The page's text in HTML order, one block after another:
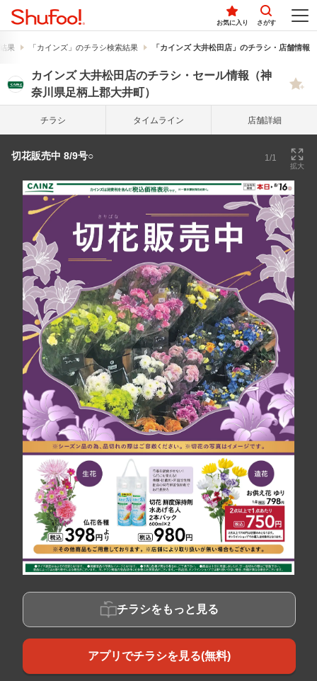
お気に入り さがす
果 「カインズ」のチラシ検索結果 「カインズ 大井松田店」のチラシ・店舗情報
カインズ 大井松田店のチラシ・セール情報（神
奈川県足柄上郡大井町）
チラシ タイム ライン 店舗詳細
切花販売中 8/9号○ 1/1
拡大
チラシをもっと見る
アプリでチラシを見る(無料)